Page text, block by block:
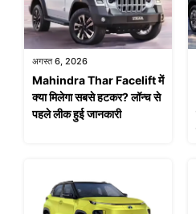
अगस्त 6, 2026
Mahindra Thar Facelift में
क्या मिलेगा सबसे हटकर? लॉन्च से
पहले लीक हुई जानकारी